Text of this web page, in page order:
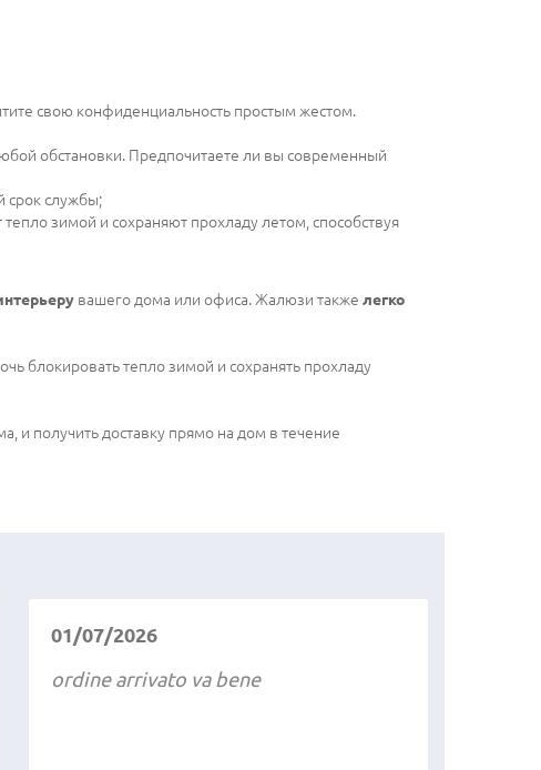
свою конфиденциальность простым жестом.
обстановки. Предпочитаете ли вы современный
срок службы;
зимой и сохраняют прохладу летом, способствуя
вашего дома или офиса. Жалюзи также легко
блокировать тепло зимой и сохранять прохладу
и получить доставку прямо на дом в течение
01/07/2026
ordine arrivato va bene